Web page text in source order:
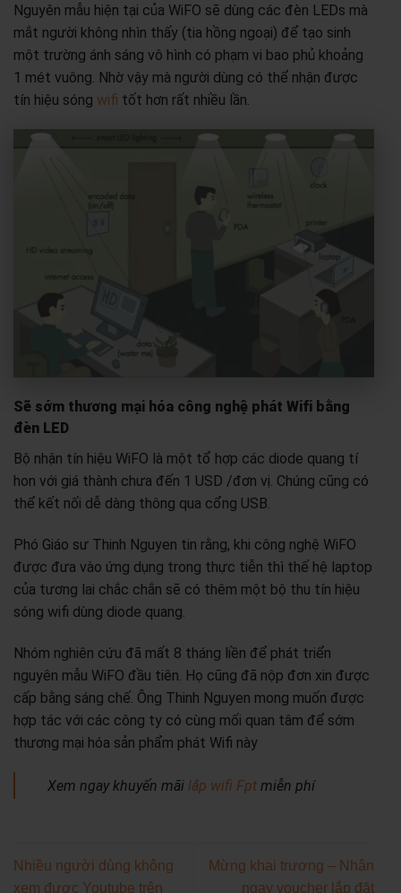
Nguyên mẫu hiện tại của WiFO sẽ dùng các đèn LEDs mà
mắt người không nhìn thấy (tia hồng ngoại) để tạo sinh
một trường ánh sáng vô hình có phạm vi bao phủ khoảng
1 mét vuông. Nhờ vậy mà người dùng có thể nhận được
tín hiệu sóng wifi tốt hơn rất nhiều lần.
Sẽ sớm thương mại hóa công nghệ phát Wifi bằng
đèn LED
Bộ nhận tín hiệu WiFO là một tổ hợp các diode quang tí
hon với giá thành chưa đến 1 USD /đơn vị. Chúng cũng có
thể kết nối dễ dàng thông qua cổng USB.
Phó Giáo sư Thinh Nguyen tin rằng, khi công nghệ WiFO
được đưa vào ứng dụng trong thực tiễn thì thế hệ laptop
của tương lai chắc chắn sẽ có thêm một bộ thu tín hiệu
sóng wifi dùng diode quang.
Nhóm nghiên cứu đã mất 8 tháng liền để phát triển
nguyên mẫu WiFO đầu tiên. Họ cũng đã nộp đơn xin được
cấp bằng sáng chế. Ông Thinh Nguyen mong muốn được
hợp tác với các công ty có cùng mối quan tâm để sớm
thương mại hóa sản phẩm phát Wifi này
Xem ngay khuyến mãi lắp wifi Fpt miễn phí
Nhiều người dùng không
xem được Youtube trên
Mừng khai trương – Nhận
ngay voucher lắp đặt